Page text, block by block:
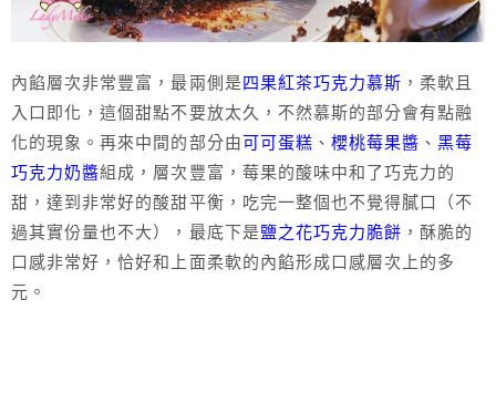
內餡層次非常豐富，最兩側是四果紅茶巧克力慕斯 ，柔軟且
入口即化，這個甜點不要放太久，不然慕斯的部分會有點融
化的現象。再來中間的部分由可可蛋糕 、 櫻桃莓果醬 、黑莓
巧克力奶醬組成，層次豐富，莓果的酸味中和了巧克力的
甜，達到非常好的酸甜平衡，吃完一整個也不覺得膩口（不
過其實份量也不大），最底下是鹽之花巧克力脆餅 ，酥脆的
口感非常好，恰好和上面柔軟的內餡形成口感層次上的多
元。